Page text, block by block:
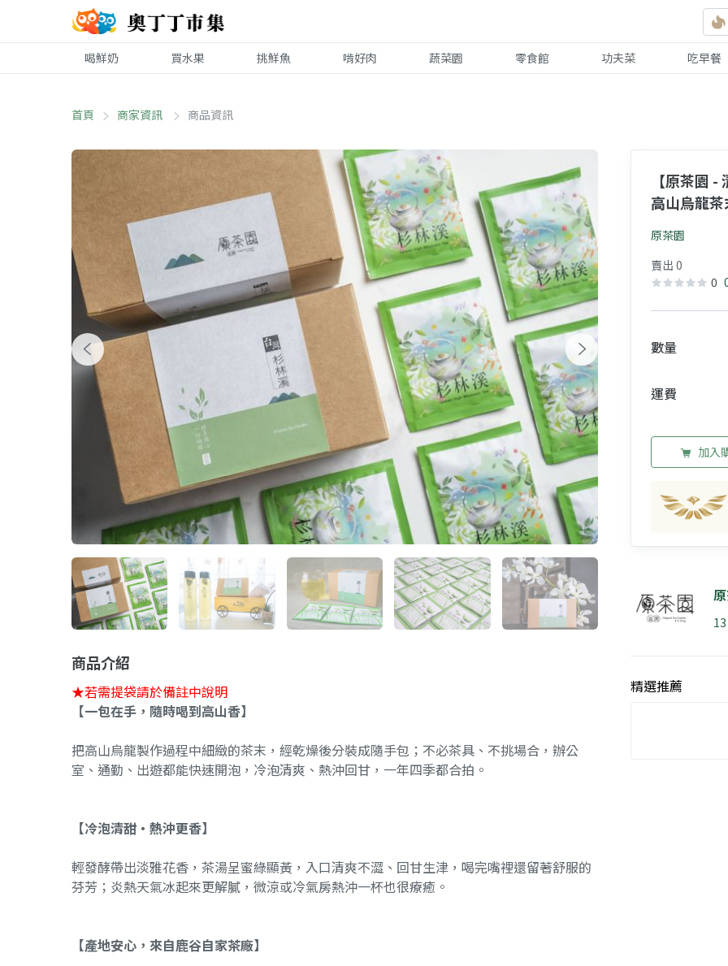
喝鮮奶 買水果 挑鮮魚 啃好肉 蔬菜園 零食館 功夫菜 吃早餐
首頁 商家資訊 商品資訊
商品介紹
★若需提袋請於備註中說明
【一包在手，隨時喝到高山香】
把高山烏龍製作過程中細緻的茶末，經乾燥後分裝成隨手包；不必茶具、不挑場合，辦公
室、通勤、出遊都能快速開泡，冷泡清爽、熱沖回甘，一年四季都合拍。
【冷泡清甜・熱沖更香】
輕發酵帶出淡雅花香，茶湯呈蜜綠顯黃，入口清爽不澀、回甘生津，喝完嘴裡還留著舒服的
芬芳；炎熱天氣冰起來更解膩，微涼或冷氣房熱沖一杯也很療癒。
【產地安心，來自鹿谷自家茶廠】
【原茶園
高山烏龍
原茶園
賣出 0
0
數量
運費
加入
精選推薦